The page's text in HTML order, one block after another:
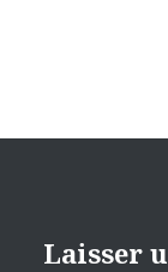
Laisser